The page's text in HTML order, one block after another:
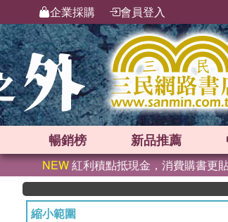
企業採購 會員登入
暢銷榜 新品推薦
NEW紅利積點抵現金，消費購書更
縮小範圍